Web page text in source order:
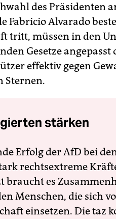
des Präsidenten
Fabricio Alvarado
tritt, müssen in den
Gesetze
effektiv gegen
Sternen.
stärken
Erfolg der AfD bei
rechtsextreme
braucht es
Menschen, die sich
einsetzen. Die taz